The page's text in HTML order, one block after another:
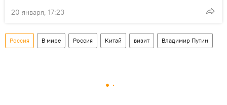
20 января, 17:23
Россия В мире Россия Китай визит Владимир Путин